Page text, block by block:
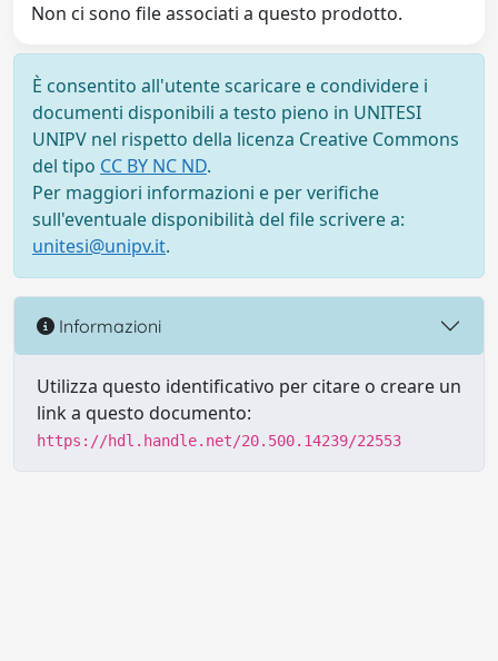
Non ci sono file associati a questo prodotto.
È consentito all'utente scaricare e condividere i
documenti disponibili a testo pieno in UNITESI
UNIPV nel rispetto della licenza Creative Commons
del tipo CC BY NC ND.
Per maggiori informazioni e per verifiche
sull'eventuale disponibilità del file scrivere a:
unitesi@unipv.it.
Informazioni
Utilizza questo identificativo per citare o creare un
link a questo documento:
https://hdl.handle.net/20.500.14239/22553